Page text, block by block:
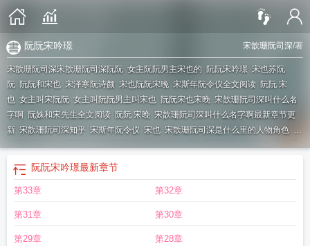
宋歆珊阮司深/著
阮阮宋吟璟
宋歆珊阮司深宋歆珊阮司深阮阮 女主阮阮男主宋也的 阮阮宋吟璟 宋也苏阮
阮 阮阮和宋也 宋泽寒阮诗颜 宋也阮阮宋晚 宋斯年阮令仪全文阅读 阮阮 宋
也 女主叫宋阮阮 女主叫阮阮男主叫宋也 阮阮宋也宋晚 宋歆珊阮司深叫什么名
字啊 阮姝和宋先生全文阅读 阮阮 宋晚 宋歆珊阮司深叫什么名字啊最新章节更
新 宋歆珊阮司深知乎 宋斯年阮令仪 宋也 宋歆珊阮司深是什么里的人物角色 宋
宋歆珊阮司深大结局
名字来着
宋也有宋阮的 女主叫宋阮的短篇
阮阮宋吟璟最新章节
第33章 第32章
第31章 第30章
第29章 第28章